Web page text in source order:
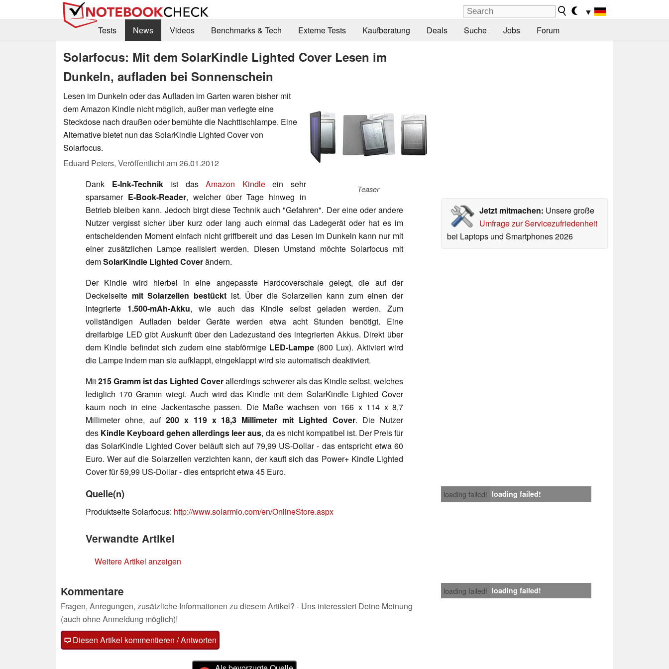
▼
Tests
News Videos Benchmarks & Tech Externe Tests Kaufberatung Deals Suche Jobs Forum
Solarfocus: Mit dem SolarKindle Lighted Cover Lesen im
Dunkeln, aufladen bei Sonnenschein
Teaser
Lesen im Dunkeln oder das Aufladen im Garten waren bisher mit
dem Amazon Kindle nicht möglich, außer man verlegte eine
Steckdose nach draußen oder bemühte die Nachttischlampe. Eine
Alternative bietet nun das SolarKindle Lighted Cover von
Solarfocus.
Eduard Peters, Veröffentlicht am26.01.2012
Jetzt mitmachen: Unsere große
Umfrage zur Servicezufriedenheit
bei Laptops und Smartphones 2026
Dank E-Ink-Technikist dasAmazon Kindleein sehr
sparsamer E-Book-Reader, welcher über Tage hinweg in
Betrieb bleiben kann. Jedoch birgt diese Technik auch "Gefahren". Der eine oder andere
Nutzer vergisst sicher über kurz oder lang auch einmal das Ladegerät oder hat es im
entscheidenden Moment einfach nicht griffbereit und das Lesen im Dunkeln kann nur mit
einer zusätzlichen Lampe realisiert werden. Diesen Umstand möchte Solarfocus mit
demSolarKindle Lighted Coverändern.
Der Kindle wird hierbei in eine angepasste Hardcoverschale gelegt, die auf der
Deckelseite mit Solarzellen bestücktist. Über die Solarzellen kann zum einen der
integrierte 1.500-mAh-Akku, wie auch das Kindle selbst geladen werden. Zum
vollständigen Aufladen beider Geräte werden etwa acht Stunden benötigt. Eine
dreifarbige LED gibt Auskunft über den Ladezustand des integrierten Akkus. Direkt über
dem Kindle befindet sich zudem eine stabförmige LED-Lampe(800 Lux). Aktiviert wird
die Lampe indem man sie aufklappt, eingeklappt wird sie automatisch deaktiviert.
Mit215 Gramm ist das Lighted Coverallerdings schwerer als das Kindle selbst, welches
lediglich 170 Gramm wiegt. Auch wird das Kindle mit dem SolarKindle Lighted Cover
kaum noch in eine Jackentasche passen. Die Maße wachsen von 166 x 114 x 8,7
Millimeter ohne, auf 200 x 119 x 18,3 Millimeter mit Lighted Cover. Die Nutzer
des Kindle Keyboard gehen allerdings leer aus, da es nicht kompatibel ist. Der Preis für
das SolarKindle Lighted Cover beläuft sich auf 79,99 US-Dollar - das entspricht etwa 60
Euro. Wer auf die Solarzellen verzichten kann, der kauft sich das Power+ Kindle Lighted
Cover für 59,99 US-Dollar - dies entspricht etwa 45 Euro.
loading failed! loading failed!
Quelle(n)
Produktseite Solarfocus: http://www.solarmio.com/en/OnlineStore.aspx
Verwandte Artikel
Weitere Artikel anzeigen
loading failed! loading failed!
Kommentare
Fragen, Anregungen, zusätzliche Informationen zu diesem Artikel? - Uns interessiert Deine Meinung
(auch ohne Anmeldung möglich)!
Diesen Artikel kommentieren / Antworten